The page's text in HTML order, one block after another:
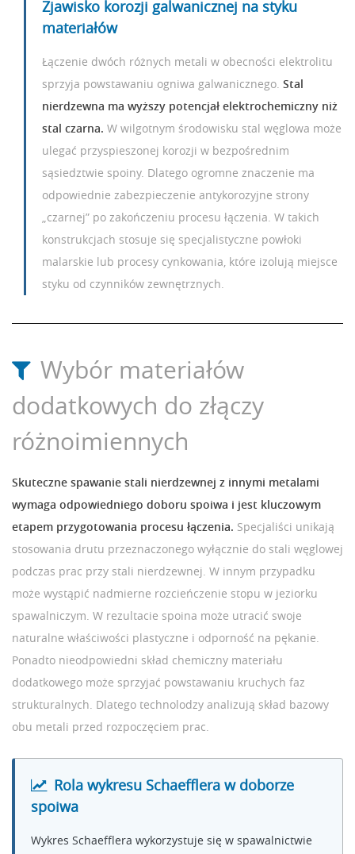
Zjawisko korozji galwanicznej na styku
materiałów
Łączenie dwóch różnych metali w obecności elektrolitu
sprzyja powstawaniu ogniwa galwanicznego. Stal
nierdzewna ma wyższy potencjał elektrochemiczny niż
stal czarna. W wilgotnym środowisku stal węglowa może
ulegać przyspieszonej korozji w bezpośrednim
sąsiedztwie spoiny. Dlatego ogromne znaczenie ma
odpowiednie zabezpieczenie antykorozyjne strony
„czarnej” po zakończeniu procesu łączenia. W takich
konstrukcjach stosuje się specjalistyczne powłoki
malarskie lub procesy cynkowania, które izolują miejsce
styku od czynników zewnętrznych.
Wybór materiałów
dodatkowych do złączy
różnoimiennych
Skuteczne spawanie stali nierdzewnej z innymi metalami
wymaga odpowiedniego doboru spoiwa i jest kluczowym
etapem przygotowania procesu łączenia. Specjaliści unikają
stosowania drutu przeznaczonego wyłącznie do stali węglowej
podczas prac przy stali nierdzewnej. W innym przypadku
może wystąpić nadmierne rozcieńczenie stopu w jeziorku
spawalniczym. W rezultacie spoina może utracić swoje
naturalne właściwości plastyczne i odporność na pękanie.
Ponadto nieodpowiedni skład chemiczny materiału
dodatkowego może sprzyjać powstawaniu kruchych faz
strukturalnych. Dlatego technolodzy analizują skład bazowy
obu metali przed rozpoczęciem prac.
Rola wykresu Schaefflera w doborze
spoiwa
Wykres Schaefflera wykorzystuje się w spawalnictwie